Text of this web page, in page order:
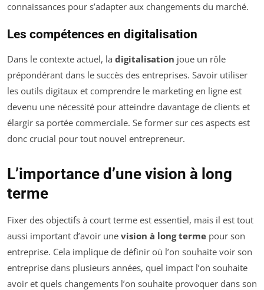
connaissances pour s’adapter aux changements du marché.
Les compétences en digitalisation
Dans le contexte actuel, la digitalisation joue un rôle
prépondérant dans le succès des entreprises. Savoir utiliser
les outils digitaux et comprendre le marketing en ligne est
devenu une nécessité pour atteindre davantage de clients et
élargir sa portée commerciale. Se former sur ces aspects est
donc crucial pour tout nouvel entrepreneur.
L’importance d’une vision à long
terme
Fixer des objectifs à court terme est essentiel, mais il est tout
aussi important d’avoir une vision à long terme pour son
entreprise. Cela implique de définir où l’on souhaite voir son
entreprise dans plusieurs années, quel impact l’on souhaite
avoir et quels changements l’on souhaite provoquer dans son